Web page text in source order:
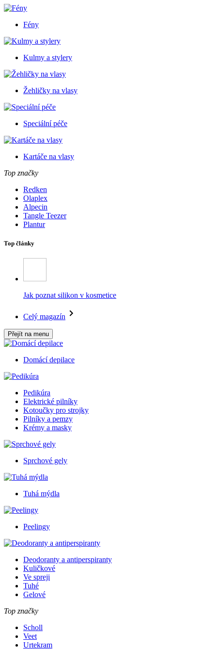
Fény
Kulmy a stylery
Žehličky na vlasy
Speciální péče
Kartáče na vlasy
Top značky
Redken
Olaplex
Alpecin
Tangle Teezer
Plantur
Top články
Jak poznat silikon v kosmetice
Celý magazín
Přejít na menu
Domácí depilace
Pedikúra
Elektrické pilníky
Kotoučky pro strojky
Pilníky a pemzy
Krémy a masky
Sprchové gely
Tuhá mýdla
Peelingy
Deodoranty a antiperspiranty
Kuličkové
Ve spreji
Tuhé
Gelové
Top značky
Scholl
Veet
Urtekram